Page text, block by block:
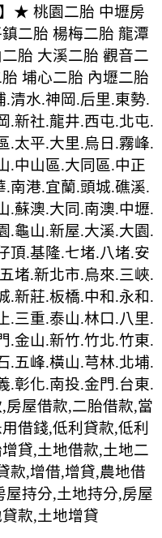
★ 桃園二胎 中壢房
二胎 楊梅二胎 龍潭
胎 大溪二胎 觀音二
埔心二胎 內壢二胎
清水.神岡.后里.東勢.
.新社.龍井.西屯.北屯.
.太平.大里.烏日.霧峰.
.中山區.大同區.中正
南港.宜蘭.頭城.礁溪.
.蘇澳.大同.南澳.中壢.
.龜山.新屋.大溪.大園.
頂.基隆.七堵.八堵.安
堵.新北市.烏來.三峽.
.新莊.板橋.中和.永和.
.三重.泰山.林口.八里.
.金山.新竹.竹北.竹東.
.五峰.橫山.芎林.北埔.
.彰化.南投.金門.台東.
房屋借款,二胎借款,當
借錢,低利貸款,低利
貸,土地借款,土地二
款,增借,增貸,農地借
持分,土地持分,房屋
款,土地增貸